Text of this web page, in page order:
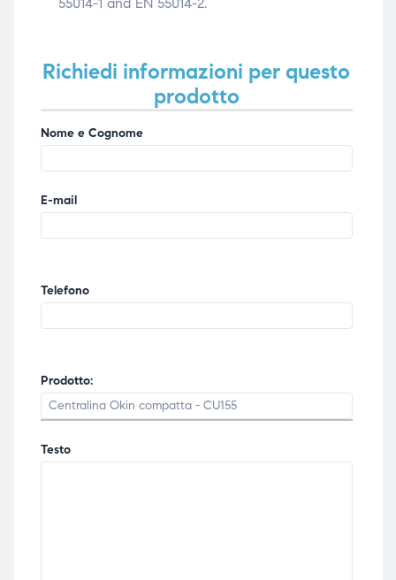
Richiedi informazioni per questo
prodotto
Nome e Cognome
E-mail
Telefono
Prodotto:
Testo